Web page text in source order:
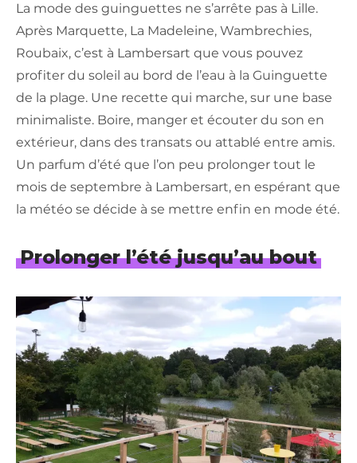
La mode des guinguettes ne s’arrête pas à Lille.
Après Marquette, La Madeleine, Wambrechies,
Roubaix, c’est à Lambersart que vous pouvez
profiter du soleil au bord de l’eau à la Guinguette
de la plage. Une recette qui marche, sur une base
minimaliste. Boire, manger et écouter du son en
extérieur, dans des transats ou attablé entre amis.
Un parfum d’été que l’on peu prolonger tout le
mois de septembre à Lambersart, en espérant que
la météo se décide à se mettre enfin en mode été.
Prolonger l’été jusqu’au bout